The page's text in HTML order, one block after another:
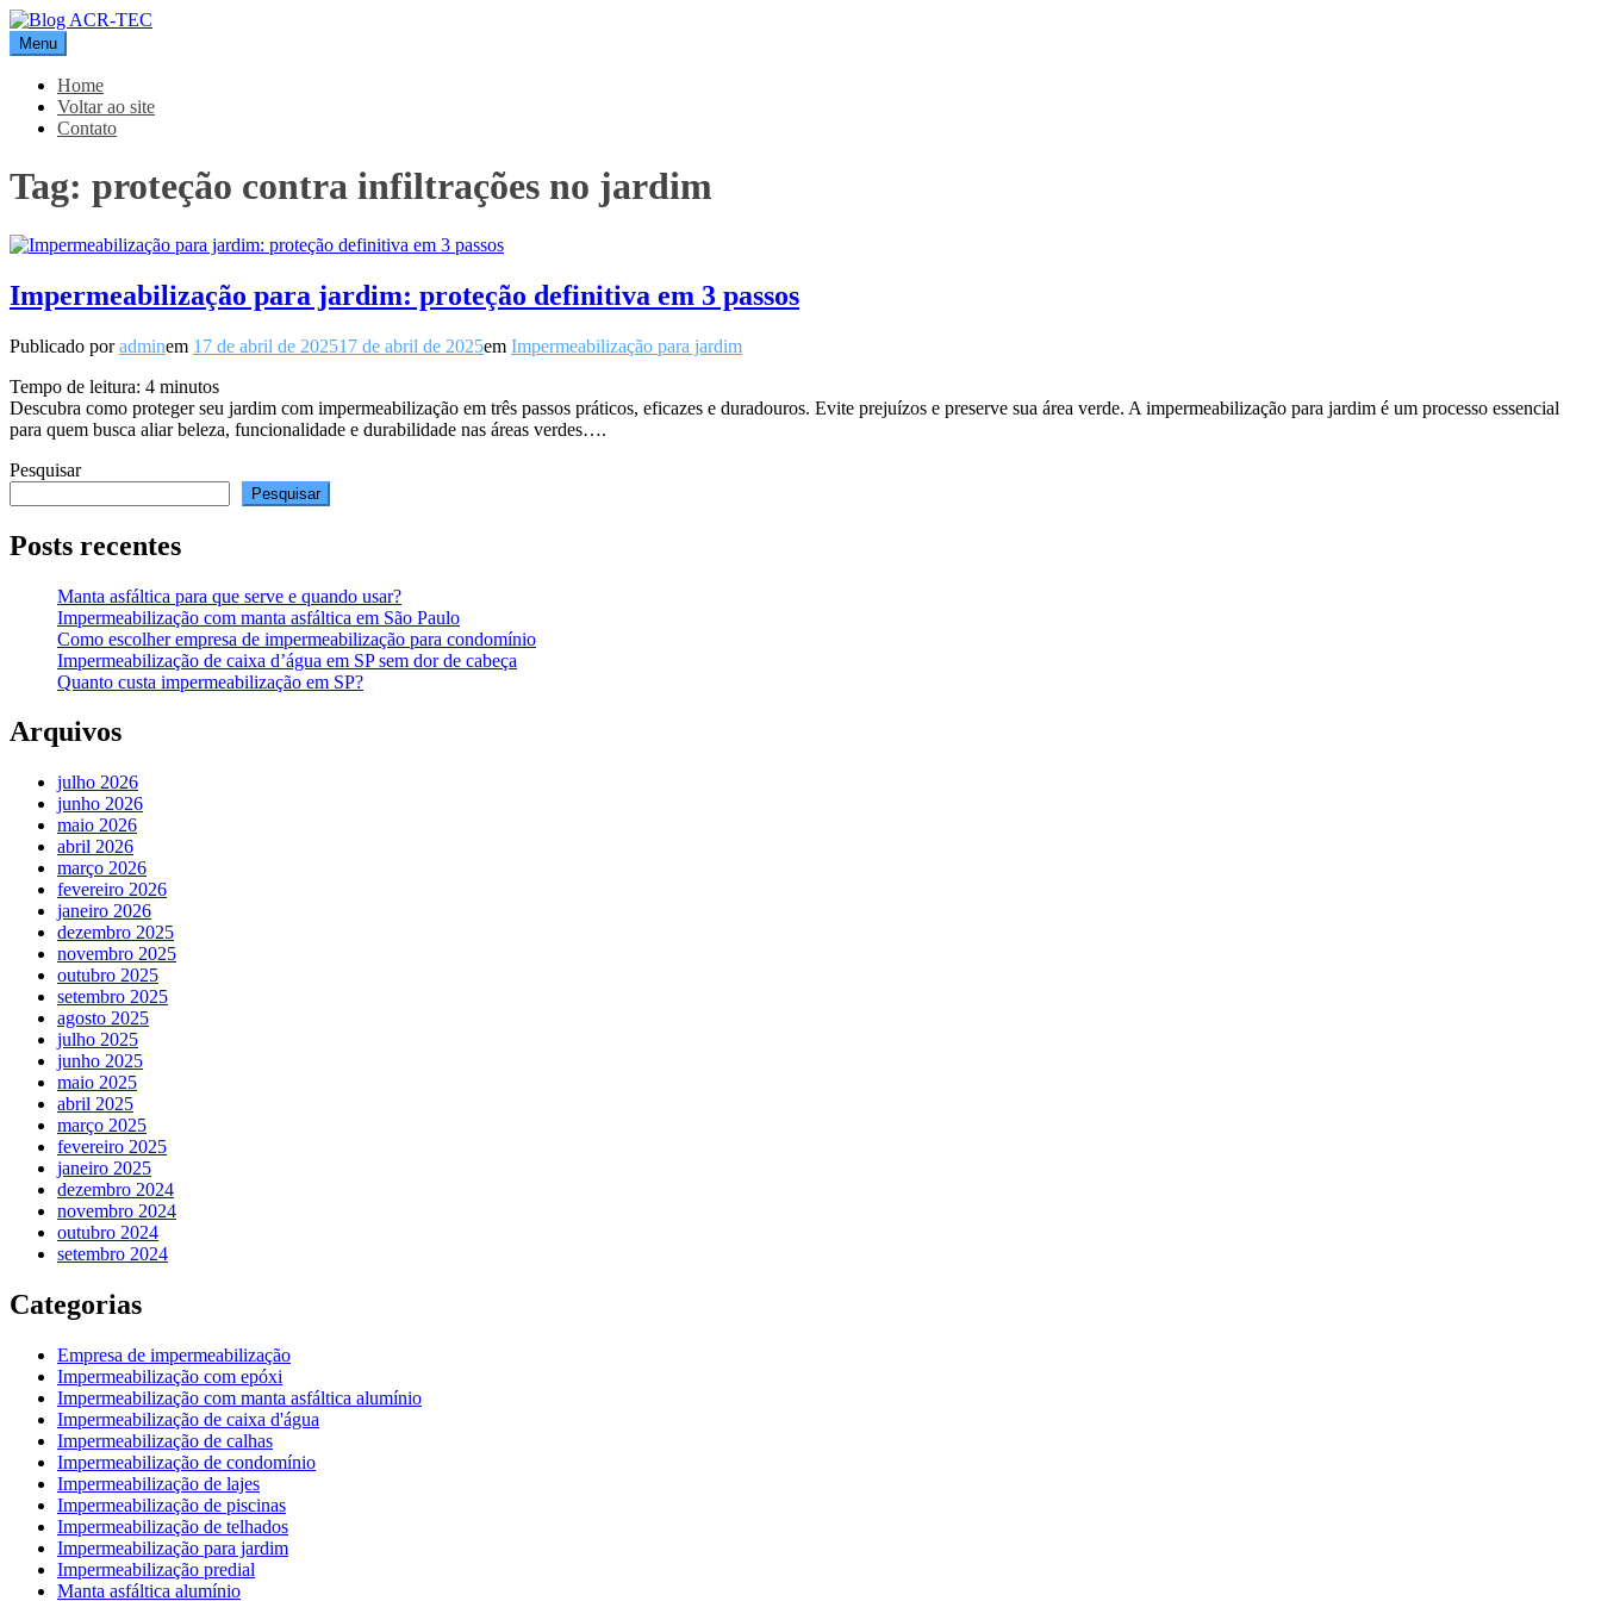
Pular
para
o
conteúdo
Blog ACR-TEC
Menu
Home
Voltar ao site
Contato
Tag: proteção contra infiltrações no jardim
Impermeabilização para jardim: proteção definitiva em 3 passos
Publicado poradminem 17 de abril de 202517 de abril de 2025em Impermeabilização para jardim
Tempo de leitura: 4 minutos
Descubra como proteger seu jardim com impermeabilização em três passos práticos, eficazes e duradouros. Evite prejuízos e preserve sua área verde. A impermeabilização para jardim é um processo essencial
para quem busca aliar beleza, funcionalidade e durabilidade nas áreas verdes….
Pesquisar
Pesquisar
Posts recentes
Manta asfáltica para que serve e quando usar?
Impermeabilização com manta asfáltica em São Paulo
Como escolher empresa de impermeabilização para condomínio
Impermeabilização de caixa d’água em SP sem dor de cabeça
Quanto custa impermeabilização em SP?
Arquivos
julho 2026
junho 2026
maio 2026
abril 2026
março 2026
fevereiro 2026
janeiro 2026
dezembro 2025
novembro 2025
outubro 2025
setembro 2025
agosto 2025
julho 2025
junho 2025
maio 2025
abril 2025
março 2025
fevereiro 2025
janeiro 2025
dezembro 2024
novembro 2024
outubro 2024
setembro 2024
Categorias
Empresa de impermeabilização
Impermeabilização com epóxi
Impermeabilização com manta asfáltica alumínio
Impermeabilização de caixa d'água
Impermeabilização de calhas
Impermeabilização de condomínio
Impermeabilização de lajes
Impermeabilização de piscinas
Impermeabilização de telhados
Impermeabilização para jardim
Impermeabilização predial
Manta asfáltica alumínio